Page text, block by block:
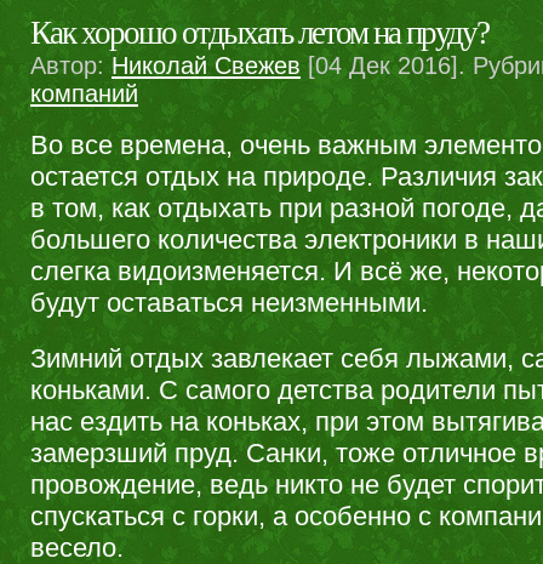
Как хорошо отдыхать летом на пруду?
Автор: Николай Свежев [04 Дек 2016].
компаний
Во все времена, очень важным
остается отдых на природе. Различия
в том, как отдыхать при разной погоде,
большего количества электроники в
слегка видоизменяется. И всё же,
будут оставаться неизменными.
Зимний отдых завлекает себя лыжами,
коньками. С самого детства родители
нас ездить на коньках, при этом
замерзший пруд. Санки, тоже отличное
провождение, ведь никто не будет
спускаться с горки, а особенно с
весело.